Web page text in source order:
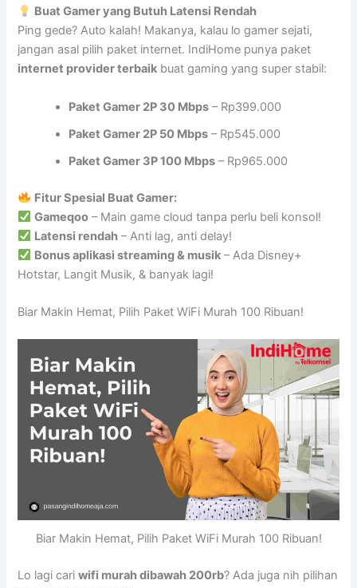
Buat Gamer yang Butuh Latensi Rendah
Ping gede? Auto kalah! Makanya, kalau lo gamer sejati,
jangan asal pilih paket internet. IndiHome punya paket
internet provider terbaik buat gaming yang super stabil:
Paket Gamer 2P 30 Mbps – Rp399.000
Paket Gamer 2P 50 Mbps – Rp545.000
Paket Gamer 3P 100 Mbps – Rp965.000
Fitur Spesial Buat Gamer:
Gameqoo – Main game cloud tanpa perlu beli konsol!
Latensi rendah – Anti lag, anti delay!
Bonus aplikasi streaming & musik – Ada Disney+
Hotstar, Langit Musik, & banyak lagi!
Biar Makin Hemat, Pilih Paket WiFi Murah 100 Ribuan!
Biar Makin Hemat, Pilih Paket WiFi Murah 100 Ribuan!
Lo lagi cariwifi murah dibawah 200rb? Ada juga nih pilihan